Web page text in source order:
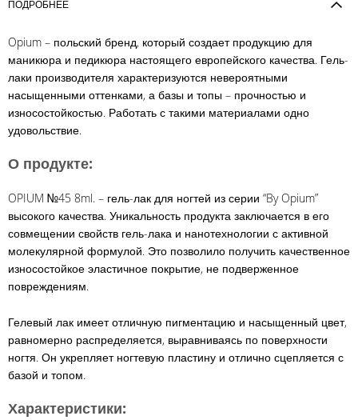
ПОДРОБНЕЕ
Opium – польский бренд, который создает продукцию для
маникюра и педикюра настоящего европейского качества. Гель-
лаки производителя характеризуются невероятными
насыщенными оттенками, а базы и топы – прочностью и
износостойкостью. Работать с такими материалами одно
удовольствие.
О продукте:
OPIUM №45 8ml. – гель-лак для ногтей из серии “By Opium”
высокого качества. Уникальность продукта заключается в его
совмещении свойств гель-лака и нанотехнологии с активной
молекулярной формулой. Это позволило получить качественное
износостойкое эластичное покрытие, не подверженное
повреждениям.
Гелевый лак имеет отличную пигментацию и насыщенный цвет,
равномерно распределяется, выравниваясь по поверхности
ногтя. Он укрепляет ногтевую пластину и отлично сцепляется с
базой и топом.
Характеристики: